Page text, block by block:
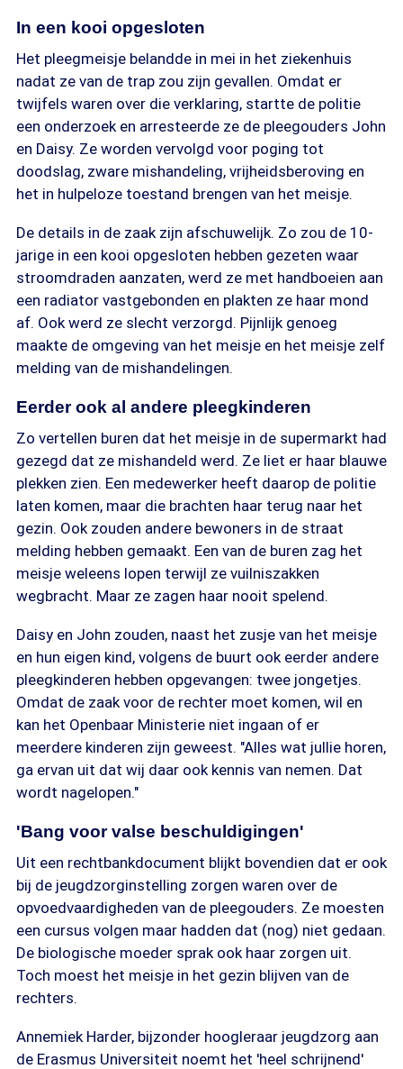
In een kooi opgesloten
Het pleegmeisje belandde in mei in het ziekenhuis
nadat ze van de trap zou zijn gevallen. Omdat er
twijfels waren over die verklaring, startte de politie
een onderzoek en arresteerde ze de pleegouders John
en Daisy. Ze worden vervolgd voor poging tot
doodslag, zware mishandeling, vrijheidsberoving en
het in hulpeloze toestand brengen van het meisje.
De details in de zaak zijn afschuwelijk. Zo zou de 10-
jarige in een kooi opgesloten hebben gezeten waar
stroomdraden aanzaten, werd ze met handboeien aan
een radiator vastgebonden en plakten ze haar mond
af. Ook werd ze slecht verzorgd. Pijnlijk genoeg
maakte de omgeving van het meisje en het meisje zelf
melding van de mishandelingen.
Eerder ook al andere pleegkinderen
Zo vertellen buren dat het meisje in de supermarkt had
gezegd dat ze mishandeld werd. Ze liet er haar blauwe
plekken zien. Een medewerker heeft daarop de politie
laten komen, maar die brachten haar terug naar het
gezin. Ook zouden andere bewoners in de straat
melding hebben gemaakt. Een van de buren zag het
meisje weleens lopen terwijl ze vuilniszakken
wegbracht. Maar ze zagen haar nooit spelend.
Daisy en John zouden, naast het zusje van het meisje
en hun eigen kind, volgens de buurt ook eerder andere
pleegkinderen hebben opgevangen: twee jongetjes.
Omdat de zaak voor de rechter moet komen, wil en
kan het Openbaar Ministerie niet ingaan of er
meerdere kinderen zijn geweest. "Alles wat jullie horen,
ga ervan uit dat wij daar ook kennis van nemen. Dat
wordt nagelopen."
'Bang voor valse beschuldigingen'
Uit een rechtbankdocument blijkt bovendien dat er ook
bij de jeugdzorginstelling zorgen waren over de
opvoedvaardigheden van de pleegouders. Ze moesten
een cursus volgen maar hadden dat (nog) niet gedaan.
De biologische moeder sprak ook haar zorgen uit.
Toch moest het meisje in het gezin blijven van de
rechters.
Annemiek Harder, bijzonder hoogleraar jeugdzorg aan
de Erasmus Universiteit noemt het 'heel schrijnend'